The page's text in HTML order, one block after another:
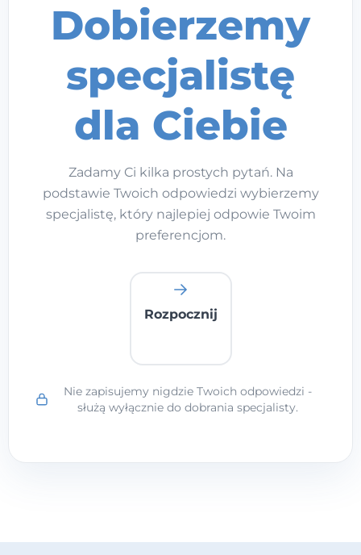
Dołącz do portalu
Dobierzemy
specjalistę
dla Ciebie
Zadamy Ci kilka prostych pytań. Na
podstawie Twoich odpowiedzi wybierzemy
specjalistę, który najlepiej odpowie Twoim
preferencjom.
Rozpocznij
Nie zapisujemy nigdzie Twoich odpowiedzi -
służą wyłącznie do dobrania specjalisty.